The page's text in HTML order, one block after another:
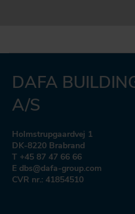
DAFA
A/S
Holmstrupgaardvej 1
DK-8220 Brabrand
T +45 87 47 66 66
E dbs@dafa-group.com
CVR nr.: 41854510